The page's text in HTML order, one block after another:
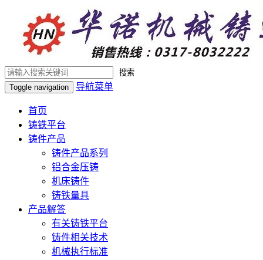
搜索
Toggle navigation
导航菜单
首页
铸铁平台
铸件产品
铸件产品系列
铝合金压铸
机床铸件
铸铁量具
产品解答
有关铸铁平台
铸件相关技术
机械执行标准